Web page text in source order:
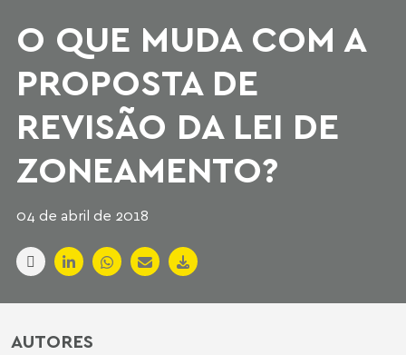
O QUE MUDA COM A
PROPOSTA DE
REVISÃO DA LEI DE
ZONEAMENTO?
04 de abril de 2018
AUTORES